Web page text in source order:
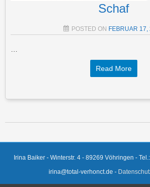
Schaf
POSTED ON FEBRUAR 17,
Read More
Post navigation
Irina Baiker - Winterstr. 4 - 89269 Vöhringen -
irina@total-verhonct.de -